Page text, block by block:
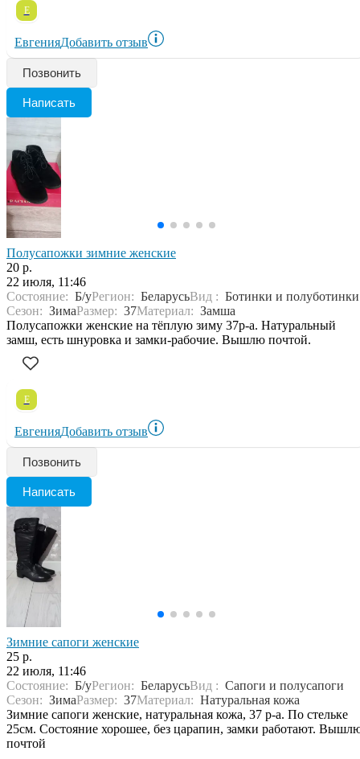
Е
ЕвгенияДобавить отзыв
Позвонить
Написать
Полусапожки зимние женские
20 р.
22 июля, 11:46
Состояние: Б/уРегион: БеларусьВид : Ботинки и полуботинки
Сезон: ЗимаРазмер: 37Материал: Замша
Полусапожки женские на тёплую зиму 37р-а. Натуральный
замш, есть шнуровка и замки-рабочие. Вышлю почтой.
Е
ЕвгенияДобавить отзыв
Позвонить
Написать
Зимние сапоги женские
25 р.
22 июля, 11:46
Состояние: Б/уРегион: БеларусьВид : Сапоги и полусапоги
Сезон: ЗимаРазмер: 37Материал: Натуральная кожа
Зимние сапоги женские, натуральная кожа, 37 р-а. По стельке
25см. Состояние хорошее, без царапин, замки работают.
почтой